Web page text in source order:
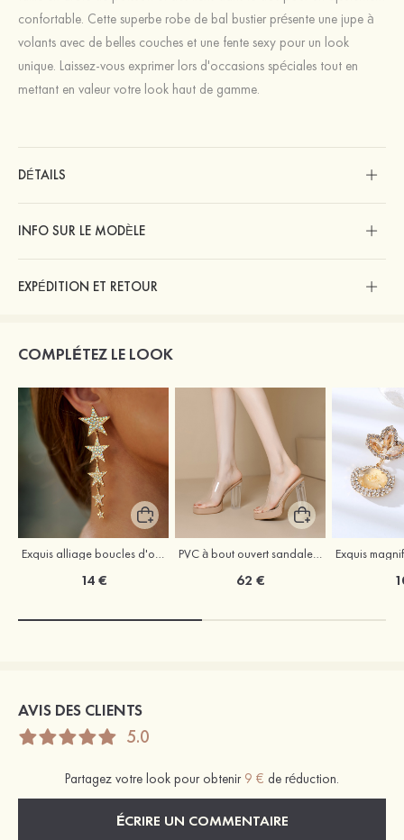
confortable. Cette superbe robe de bal bustier présente une jupe à
volants avec de belles couches et une fente sexy pour un look
unique. Laissez-vous exprimer lors d'occasions spéciales tout en
mettant en valeur votre look haut de gamme.
DÉTAILS
INFO SUR LE MODÈLE
EXPÉDITION ET RETOUR
COMPLÉTEZ LE LOOK
14 € 62 €
AVIS DES CLIENTS
5.0
Partagez votre look pour obtenir 9 € de réduction.
ÉCRIRE UN COMMENTAIRE